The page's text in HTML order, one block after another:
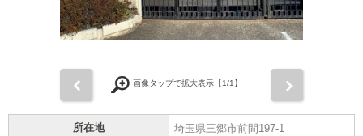
画像タップで拡大表示【1/1】
所在地 埼玉県三郷市前間197-1